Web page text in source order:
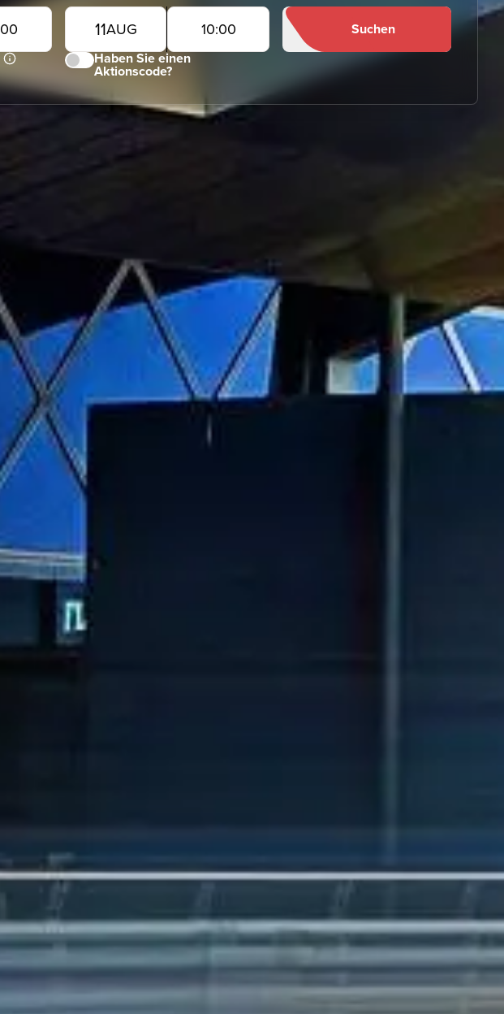
00 11AUG 10:00
Suchen
Haben Sie einen
Aktionscode?